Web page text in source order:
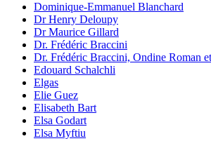
Dominique-Emmanuel Blanchard
Dr Henry Deloupy
Dr Maurice Gillard
Dr. Frédéric Braccini
Dr. Frédéric Braccini, Ondine Roman
Edouard Schalchli
Elgas
Elie Guez
Elisabeth Bart
Elsa Godart
Elsa Myftiu